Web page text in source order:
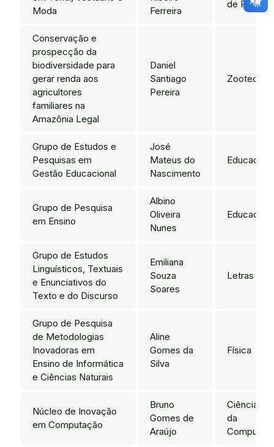
Moda
Ferreira
de
Conservação e
prospecção da
biodiversidade para
gerar renda aos
agricultores
familiares na
Amazônia Legal
Daniel
Santiago
Pereira
Zootecnia
Grupo de Estudos e
Pesquisas em
Gestão Educacional
José
Mateus do
Nascimento
Educação
Grupo de Pesquisa
em Ensino
Albino
Oliveira
Nunes
Educação
Grupo de Estudos
Linguísticos, Textuais
e Enunciativos do
Texto e do Discurso
Emiliana
Souza
Soares
Letras
Grupo de Pesquisa
de Metodologias
Inovadoras em
Ensino de Informática
e Ciências Naturais
Aline
Gomes da
Silva
Física
Núcleo de Inovação
em Computação
Bruno
Gomes de
Araújo
Ciência
da